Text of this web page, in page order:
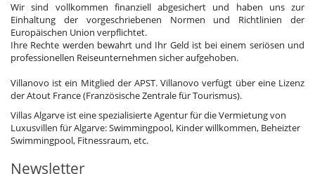
Wir sind vollkommen finanziell abgesichert und haben uns zur
Einhaltung der vorgeschriebenen Normen und Richtlinien der
Europäischen Union verpflichtet.
Ihre Rechte werden bewahrt und Ihr Geld ist bei einem seriösen und
professionellen Reiseunternehmen sicher aufgehoben.
Villanovo ist ein Mitglied der APST. Villanovo verfügt über eine Lizenz
der Atout France (Französische Zentrale für Tourismus).
Villas Algarve ist eine spezialisierte Agentur für die Vermietung von
Luxusvillen für Algarve: Swimmingpool, Kinder willkommen, Beheizter
Swimmingpool, Fitnessraum, etc.
Newsletter